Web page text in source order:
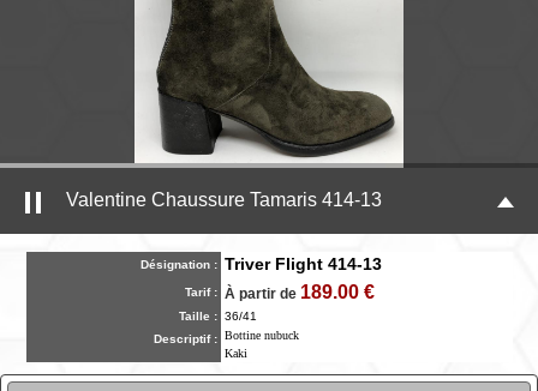
Valentine Chaussure Tamaris 414-13
Désignation : Triver Flight 414-13
Tarif : À partir de 189.00 €
Taille : 36/41
Descriptif : Bottine nubuck
Kaki